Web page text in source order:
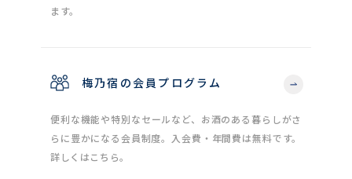
ます。
梅乃宿の会員プログラム
便利な機能や特別なセールなど、お酒のある暮らしがさ
らに豊かになる会員制度。入会費・年間費は無料です。
詳しくはこちら。